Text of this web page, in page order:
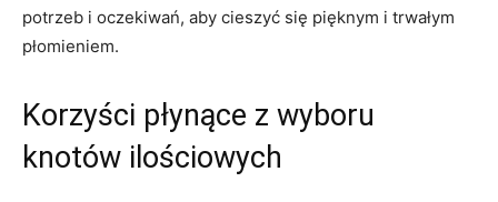
potrzeb i oczekiwań, aby cieszyć się pięknym​ i ⁣trwałym
‌płomieniem.
Korzyści płynące z wyboru
knotów ilościowych